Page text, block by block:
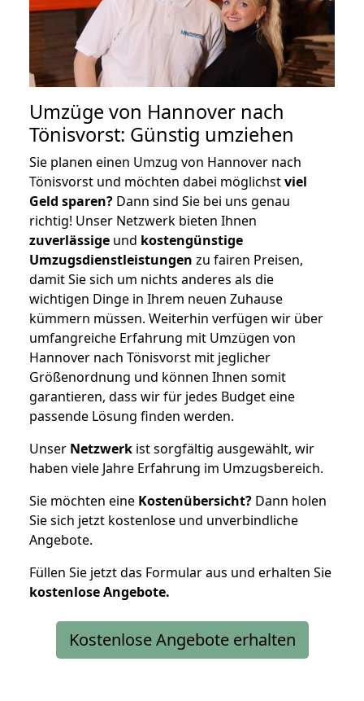
Umzüge von Hannover nach
Tönisvorst: Günstig umziehen
Sie planen einen Umzug von Hannover nach
Tönisvorst und möchten dabei möglichstviel
Geld sparen? Dann sind Sie bei uns genau
richtig! Unser Netzwerk bieten Ihnen
zuverlässige und kostengünstige
Umzugsdienstleistungen zu fairen Preisen,
damit Sie sich um nichts anderes als die
wichtigen Dinge in Ihrem neuen Zuhause
kümmern müssen. Weiterhin verfügen wir über
umfangreiche Erfahrung mit Umzügen von
Hannover nach Tönisvorst mit jeglicher
Größenordnung und können Ihnen somit
garantieren, dass wir für jedes Budget eine
passende Lösung finden werden.
Unser Netzwerk ist sorgfältig ausgewählt, wir
haben viele Jahre Erfahrung im Umzugsbereich.
Sie möchten eine Kostenübersicht? Dann holen
Sie sich jetzt kostenlose und unverbindliche
Angebote.
Füllen Sie jetzt das Formular aus und erhalten Sie
kostenloseAngebote.
Kostenlose Angebote erhalten